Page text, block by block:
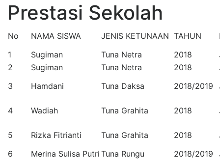
Prestasi Sekolah
No NAMA SISWA JENIS KETUNAAN TAHUN
1
Sugiman Tuna Netra 2018
2
Sugiman Tuna Netra 2018
3
Hamdani Tuna Daksa 2018/2019
4 Wadiah Tuna Grahita 2018
5 Rizka Fitrianti Tuna Grahita 2018
6
Merina Sulisa Putri Tuna Rungu 2018/2019